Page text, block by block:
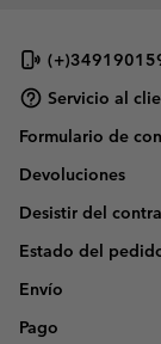
Servicio al
Formulario de
Devoluciones
Desistir del
Estado del
Envío
Pago